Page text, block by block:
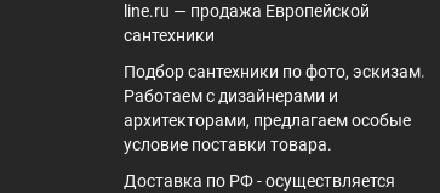
line.ru — продажа Европейской
сантехники
Подбор сантехники по фото, эскизам.
Работаем с дизайнерами и
архитекторами, предлагаем особые
условие поставки товара.
Доставка по РФ - осуществляется